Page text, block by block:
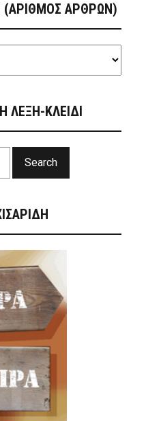
(ΑΡΙΘΜΟΣ ΑΡΘΡΩΝ)
ΛΕΞΗ-ΚΛΕΙΔΙ
Search